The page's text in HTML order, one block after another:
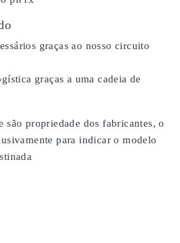
graças ao nosso circuito
graças a uma cadeia de
são propriedade dos fabricantes, o
para indicar o modelo